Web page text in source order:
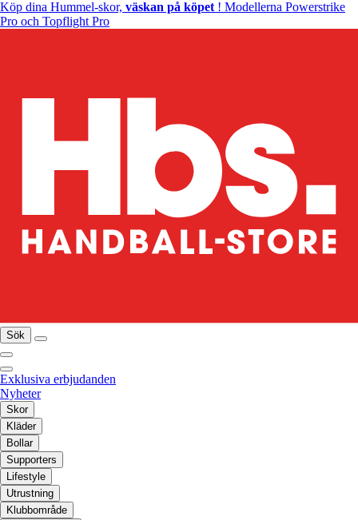
Köp dina Hummel-skor, väskan på köpet ! Modellerna Powerstrike
Pro och Topflight Pro
Sök
Exklusiva erbjudanden
Nyheter
Skor
Kläder
Bollar
Supporters
Lifestyle
Utrustning
Klubbområde